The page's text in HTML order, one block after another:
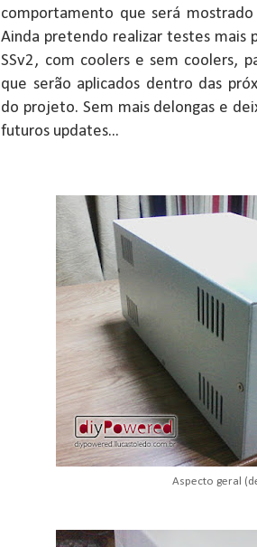
comportamento que será
Ainda pretendo realizar testes mais
SSv2, com coolers e sem coolers,
que serão aplicados dentro das
do projeto. Sem mais delongas e
futuros updates...
Aspecto geral